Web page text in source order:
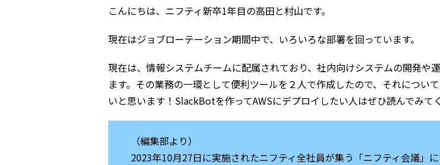
こんにちは、ニフティ新卒1年目の高田と村山です。
現在はジョブローテーション期間中で、いろいろな部署を回っています。
現在は、情報システムチームに配属されており、社内向けシステムの開発や
ます。その業務の一環として便利ツールを２人で作成したので、それについ
いと思います！SlackBotを作ってAWSにデプロイしたい人はぜひ読んでみて
（編集部より）
2023年10月27日に実施されたニフティ全社員が集う「ニフティ会議」